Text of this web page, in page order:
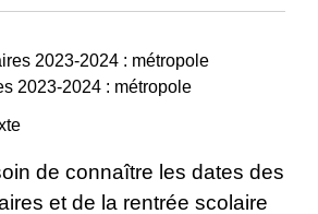
2023-2024 : métropole
de connaître les dates des
et de la rentrée scolaire